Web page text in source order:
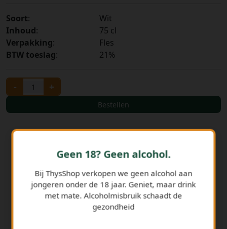
Soort:
Wit
Inhoud:
75 cl
Verpakking:
Fles
BTW toeslag: 21%
- +
Bestellen
Geen 18? Geen alcohol.
Bij ThysShop verkopen we geen alcohol aan
jongeren onder de 18 jaar. Geniet, maar drink
met mate. Alcoholmisbruik schaadt de
gezondheid